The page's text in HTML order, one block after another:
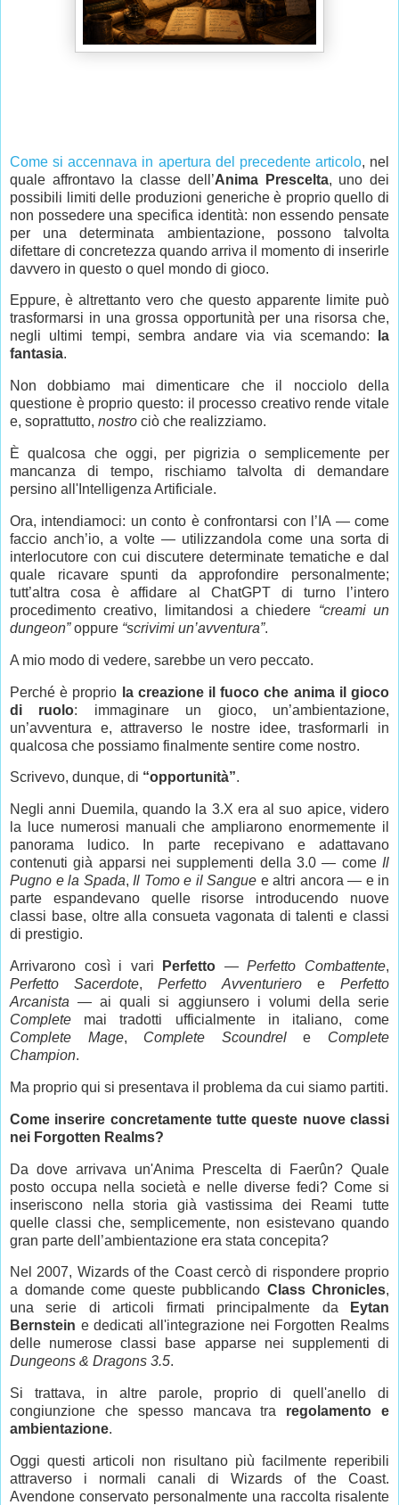
Come si accennava in apertura del precedente articolo, nel
quale affrontavo la classe dell’Anima Prescelta, uno dei
possibili limiti delle produzioni generiche è proprio quello di
non possedere una specifica identità: non essendo pensate
per una determinata ambientazione, possono talvolta
difettare di concretezza quando arriva il momento di inserirle
davvero in questo o quel mondo di gioco.
Eppure, è altrettanto vero che questo apparente limite può
trasformarsi in una grossa opportunità per una risorsa che,
negli ultimi tempi, sembra andare via via scemando:
la
fantasia.
Non dobbiamo mai dimenticare che il nocciolo della
questione è proprio questo: il processo creativo rende vitale
e, soprattutto, nostro ciò che realizziamo.
È qualcosa che oggi, per pigrizia o semplicemente per
mancanza di tempo, rischiamo talvolta di demandare
persino all'Intelligenza Artificiale.
Ora, intendiamoci: un conto è confrontarsi con l’IA — come
faccio anch’io, a volte — utilizzandola come una sorta di
interlocutore con cui discutere determinate tematiche e dal
quale ricavare spunti da approfondire personalmente;
tutt’altra cosa è affidare al ChatGPT di turno l’intero
procedimento creativo, limitandosi a chiedere “creami un
dungeon”oppure “scrivimi un’avventura”.
A mio modo di vedere, sarebbe un vero peccato.
Perché è proprio la creazione il fuoco che anima il gioco
di ruolo: immaginare un gioco, un’ambientazione,
un’avventura e, attraverso le nostre idee, trasformarli in
qualcosa che possiamo finalmente sentire come nostro.
Scrivevo, dunque, di “opportunità”.
Negli anni Duemila, quando la 3.X era al suo apice, videro
la luce numerosi manuali che ampliarono enormemente il
panorama ludico. In parte recepivano e adattavano
contenuti già apparsi nei supplementi della 3.0 — come Il
Pugno e la Spada, Il Tomo e il Sangue e altri ancora — e in
parte espandevano quelle risorse introducendo nuove
classi base, oltre alla consueta vagonata di talenti e classi
di prestigio.
Arrivarono così i vari Perfetto —Perfetto Combattente,
Perfetto Sacerdote,Perfetto AvventurieroePerfetto
Arcanista — ai quali si aggiunsero i volumi della serie
Complete mai tradotti ufficialmente in italiano, come
Complete Mage, Complete Scoundrele Complete
Champion.
Ma proprio qui si presentava il problema da cui siamo partiti.
Come inserire concretamente tutte queste nuove classi
nei Forgotten Realms?
Da dove arrivava un'Anima Prescelta di Faerûn? Quale
posto occupa nella società e nelle diverse fedi? Come si
inseriscono nella storia già vastissima dei Reami tutte
quelle classi che, semplicemente, non esistevano quando
gran parte dell’ambientazione era stata concepita?
Nel 2007, Wizards of the Coast cercò di rispondere proprio
a domande come queste pubblicando Class Chronicles,
una serie di articoli firmati principalmente da
Eytan
Bernstein e dedicati all'integrazione nei Forgotten Realms
delle numerose classi base apparse nei supplementi di
Dungeons & Dragons 3.5.
Si trattava, in altre parole, proprio di quell'anello di
congiunzione che spesso mancava tra regolamento e
ambientazione.
Oggi questi articoli non risultano più facilmente reperibili
attraverso i normali canali di Wizards of the Coast.
Avendone conservato personalmente una raccolta risalente